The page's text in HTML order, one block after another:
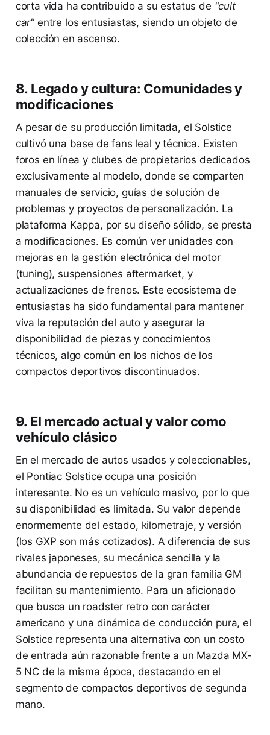
corta vida ha contribuido a su estatus de "cult
car" entre los entusiastas, siendo un objeto de
colección en ascenso.
8. Legado y cultura: Comunidades y
modificaciones
A pesar de su producción limitada, el Solstice
cultivó una base de fans leal y técnica. Existen
foros en línea y clubes de propietarios dedicados
exclusivamente al modelo, donde se comparten
manuales de servicio, guías de solución de
problemas y proyectos de personalización. La
plataforma Kappa, por su diseño sólido, se presta
a modificaciones. Es común ver unidades con
mejoras en la gestión electrónica del motor
(tuning), suspensiones aftermarket, y
actualizaciones de frenos. Este ecosistema de
entusiastas ha sido fundamental para mantener
viva la reputación del auto y asegurar la
disponibilidad de piezas y conocimientos
técnicos, algo común en los nichos de los
compactos deportivos discontinuados.
9. El mercado actual y valor como
vehículo clásico
En el mercado de autos usados y coleccionables,
el Pontiac Solstice ocupa una posición
interesante. No es un vehículo masivo, por lo que
su disponibilidad es limitada. Su valor depende
enormemente del estado, kilometraje, y versión
(los GXP son más cotizados). A diferencia de sus
rivales japoneses, su mecánica sencilla y la
abundancia de repuestos de la gran familia GM
facilitan su mantenimiento. Para un aficionado
que busca un roadster retro con carácter
americano y una dinámica de conducción pura, el
Solstice representa una alternativa con un costo
de entrada aún razonable frente a un Mazda MX-
5 NC de la misma época, destacando en el
segmento de compactos deportivos de segunda
mano.